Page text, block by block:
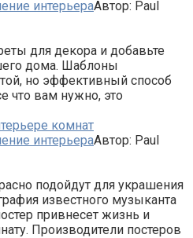
интерьераАвтор: Paul
для декора и добавьте
дома. Шаблоны
но эффективный способ
что вам нужно, это
комнат
интерьераАвтор: Paul
подойдут для украшения
известного музыканта
привнесет жизнь и
Производители постеров